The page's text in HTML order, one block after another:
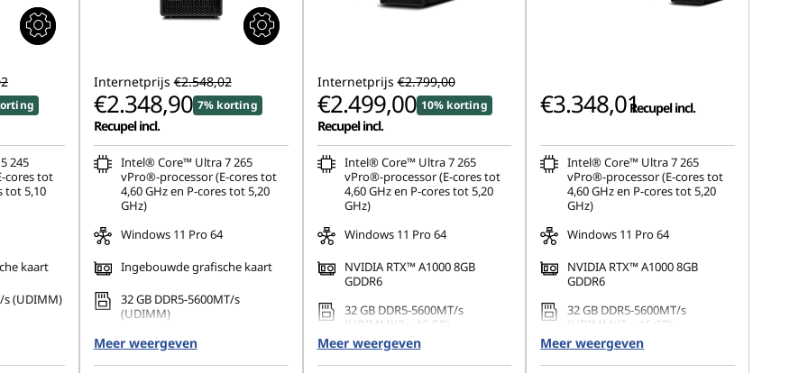
245
cores tot
tot 5,10
kaart
s (UDIMM)
Internetprijs €2.548,02
€2.348,90 7% korting
Recupel incl.
Intel® Core™ Ultra 7 265
vPro®-processor (E-cores tot
4,60 GHz en P-cores tot 5,20
GHz)
Windows 11 Pro 64
Ingebouwde grafische kaart
32 GB DDR5-5600MT/s
(UDIMM)
512 GB SSD M.2 2280 PCIe
Gen4 Performance TLC Opal
Meer weergeven
Internetprijs €2.799,00
€2.499,00 10% korting
Recupel incl.
Intel® Core™ Ultra 7 265
vPro®-processor (E-cores tot
4,60 GHz en P-cores tot 5,20
GHz)
Windows 11 Pro 64
NVIDIA RTX™ A1000 8GB
GDDR6
32 GB DDR5-5600MT/s
(UDIMM)(2 x 16 GB)
1 TB SSD M.2 2280 PCIe Gen4
TLC Opal
Meer weergeven
€3.348,01Recupel incl.
Intel® Core™ Ultra 7 265
vPro®-processor (E-cores tot
4,60 GHz en P-cores tot 5,20
GHz)
Windows 11 Pro 64
NVIDIA RTX™ A1000 8GB
GDDR6
32 GB DDR5-5600MT/s
(UDIMM)(2 x 16 GB)
1 TB SSD M.2 2280 PCIe Gen4
TLC Opal
Meer weergeven